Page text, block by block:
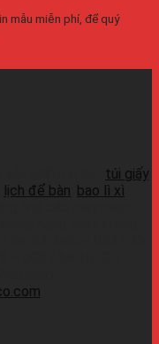
mẫu miễn phí, để quý
túi giấy
lịch để bàn bao lì xì